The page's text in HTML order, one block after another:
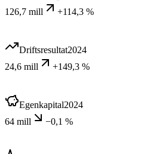
126,7 mill
+114,3 %
Driftsresultat2024
24,6 mill
+149,3 %
Egenkapital2024
64 mill
−0,1 %